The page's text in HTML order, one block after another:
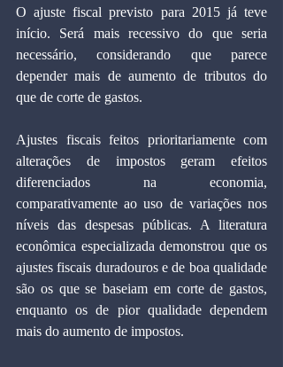
O ajuste fiscal previsto para 2015 já teve
início. Será mais recessivo do que seria
necessário, considerando que parece
depender mais de aumento de tributos do
que de corte de gastos.
Ajustes fiscais feitos prioritariamente com
alterações de impostos geram efeitos
diferenciados na economia,
comparativamente ao uso de variações nos
níveis das despesas públicas. A literatura
econômica especializada demonstrou que os
ajustes fiscais duradouros e de boa qualidade
são os que se baseiam em corte de gastos,
enquanto os de pior qualidade dependem
mais do aumento de impostos.